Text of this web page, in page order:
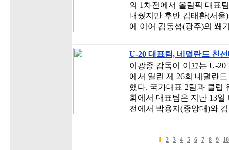
의 1차전에서 올림픽 대표
내줬지만 후반 김태환(서
에 이어 김동섭(광주)의 쐐
U-20 대표팀, 네덜란드 친
이광종 감독이 이끄는 U-
에서 열린 제 26회 네덜란
했다. 국가대표 2팀과 클럽
회에서 대표팀은 지난 13일
전에서 박용지(중앙대)와
1 2 3 4 5 6 7 8 9 10